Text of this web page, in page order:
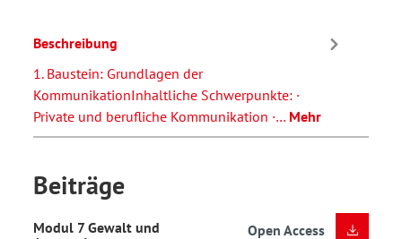
Beschreibung
1. Baustein: Grundlagen der
KommunikationInhaltliche Schwerpunkte: ·
Private und berufliche Kommunikation ·… Mehr
Beiträge
Modul 7 Gewalt und
Open Access